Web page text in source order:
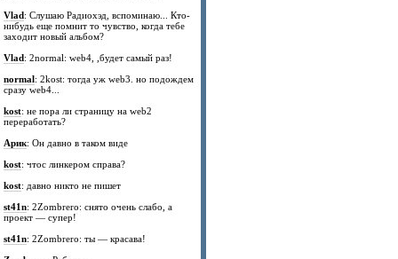
Vlad: Слушаю Радиохэд, вспоминаю... Кто-
нибудь еще помнит то чувство, когда тебе
заходит новый альбом?
Vlad: 2normal: web4, ,будет самый раз!
normal: 2kost: тогда уж web3. но подождем
сразу web4...
kost: не пора ли страницу на web2
переработать?
Арик: Он давно в таком виде
kost: чтос линкером справа?
kost: давно никто не пишет
st41n: 2Zombrero: снято очень слабо, а
проект — супер!
st41n: 2Zombrero: ты — красава!